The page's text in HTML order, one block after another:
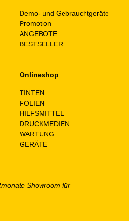
Demo- und Gebrauchtgeräte
Promotion
ANGEBOTE
BESTSELLER
Onlineshop
TINTEN
FOLIEN
HILFSMITTEL
DRUCKMEDIEN
WARTUNG
GERÄTE